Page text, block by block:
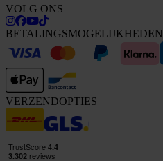
VOLG ONS
BETALINGSMOGELIJKHEDEN
VERZENDOPTIES